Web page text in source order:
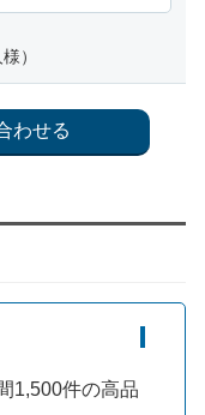
）
1,500件の高品